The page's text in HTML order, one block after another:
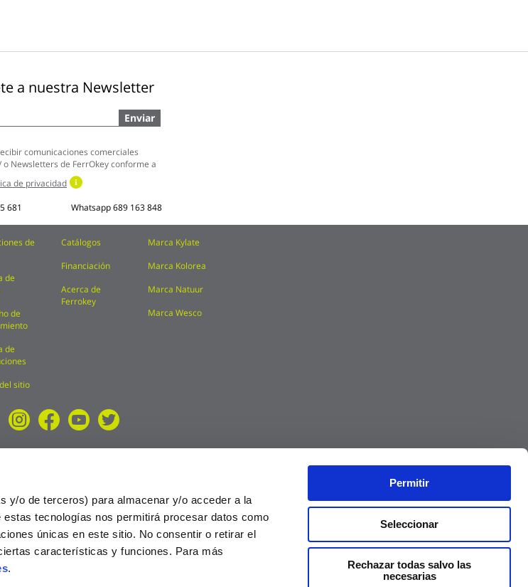
y/o de terceros) para almacenar y/o acceder a la
tecnologías nos permitirá procesar datos como
únicas en este sitio. No consentir o retirar el
características y funciones. Para más
.
Permitir
Seleccionar
Rechazar todas salvo las
necesarias
a nuestra Newsletter
Enviar
comunicaciones comerciales
o Newsletters de FerrOkey conforme a
de privacidad
681 Whatsapp689 163 848
de
de
de
de
sitio
Catálogos
Financiación
Acerca de
Ferrokey
Marca Kylate
Marca Kolorea
Marca Natuur
Marca Wesco